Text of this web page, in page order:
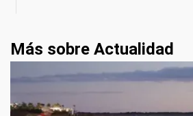
Más sobre Actualidad